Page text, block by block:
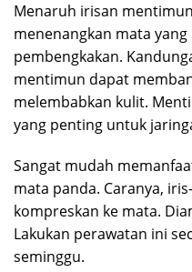
Menaruh irisan
menenangkan mata
pembengkakan.
mentimun dapat
melembabkan kulit.
yang penting untuk
Sangat mudah
mata panda. Caranya,
kompreskan ke mata.
Lakukan perawatan ini
seminggu.